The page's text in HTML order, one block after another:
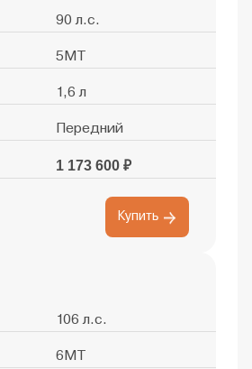
90 л.с.
5MT
1,6 л
Передний
1 173 600 ₽
Купить
106 л.с.
6MT